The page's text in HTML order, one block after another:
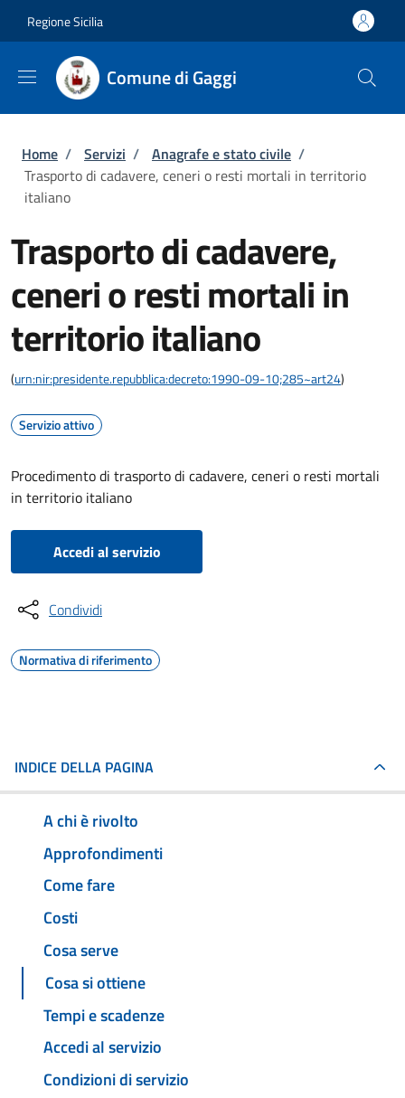
Regione Sicilia
Comune di Gaggi
Briciole di pane
Home / Servizi / Anagrafe e stato civile /
Trasporto di cadavere, ceneri o resti mortali in territorio
italiano
Trasporto di cadavere,
ceneri o resti mortali in
territorio italiano
(urn:nir:presidente.repubblica:decreto:1990-09-10;285~art24)
Servizio attivo
Procedimento di trasporto di cadavere, ceneri o resti mortali
in territorio italiano
Accedi al servizio
Condividi
Normativa di riferimento
INDICE DELLA PAGINA
A chi è rivolto
Approfondimenti
Come fare
Costi
Cosa serve
Cosa si ottiene
Tempi e scadenze
Accedi al servizio
Condizioni di servizio